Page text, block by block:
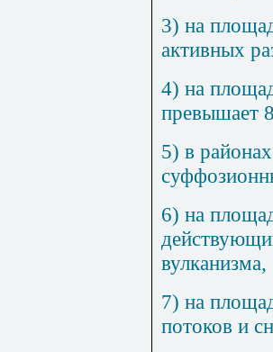
3) на
активных
4) на
превышает
5) в
6) на
вулканизма,
7) на
потоков и